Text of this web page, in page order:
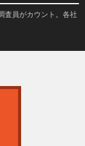
査員がカウント。各社